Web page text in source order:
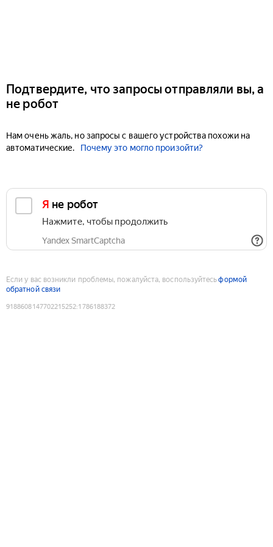
Подтвердите, что запросы отправляли вы, а
не робот
Нам очень жаль, но запросы с вашего устройства похожи на
автоматические.
Почему это могло произойти?
Я не робот
Нажмите, чтобы продолжить
Yandex SmartCaptcha
Если у вас возникли проблемы, пожалуйста, воспользуйтесьформой
обратной связи
9188608147702215252:1786188372